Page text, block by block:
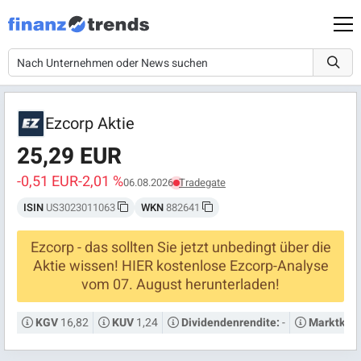
Ezcorp Aktie
25,29 EUR
-0,51 EUR-2,01 %06.08.2026 Tradegate
ISIN US3023011063 WKN882641
Ezcorp - das sollten Sie jetzt unbedingt über die
Aktie wissen! HIER kostenlose Ezcorp-Analyse
vom 07. August herunterladen!
KGV16,82 KUV1,24 Dividendenrendite:-